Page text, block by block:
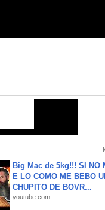
Big Mac de 5kg!!! SI NO
E LO COMO ME BEBO
CHUPITO DE BOVR...
youtube.com